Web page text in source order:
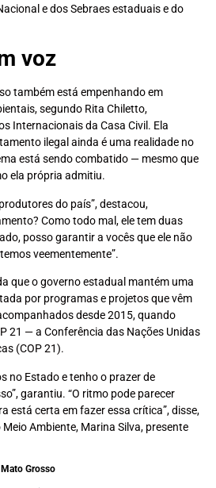
e dos Sebraes estaduais e do
voz
também está empenhando em
segundo Rita Chiletto,
Internacionais da Casa Civil. Ela
ilegal ainda é uma realidade no
está sendo combatido — mesmo que
ela própria admitiu.
do país”, destacou,
Como todo mal, ele tem duas
posso garantir a vocês que ele não
veementemente”.
que o governo estadual mantém uma
por programas e projetos que vêm
desde 2015, quando
21 — a Conferência das Nações Unidas
(COP 21).
no Estado e tenho o prazer de
garantiu. “O ritmo pode parecer
está certa em fazer essa crítica”, disse,
Ambiente, Marina Silva, presente
Grosso